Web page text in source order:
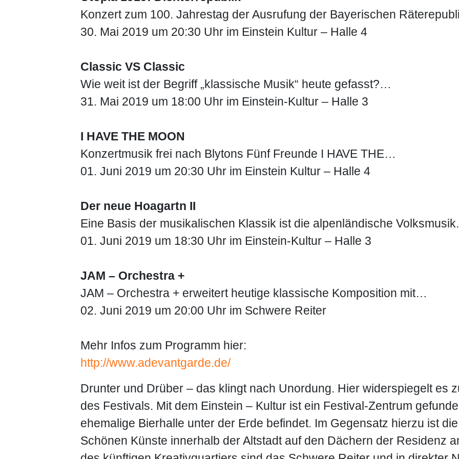
Konzert zum 100. Jahrestag der Ausrufung der Bayerischen
30. Mai 2019 um 20:30 Uhr im Einstein Kultur – Halle 4
Classic VS Classic
Wie weit ist der Begriff „klassische Musik“ heute gefasst?…
31. Mai 2019 um 18:00 Uhr im Einstein-Kultur – Halle 3
I HAVE THE MOON
Konzertmusik frei nach Blytons Fünf Freunde I HAVE THE…
01. Juni 2019 um 20:30 Uhr im Einstein Kultur – Halle 4
Der neue Hoagartn II
Eine Basis der musikalischen Klassik ist die alpenländische
01. Juni 2019 um 18:30 Uhr im Einstein-Kultur – Halle 3
JAM – Orchestra +
JAM – Orchestra + erweitert heutige klassische Komposition mit…
02. Juni 2019 um 20:00 Uhr im Schwere Reiter
Mehr Infos zum Programm hier:
http://www.adevantgarde.de/
Drunter und Drüber – das klingt nach Unordung. Hier widerspiegelt es
des Festivals. Mit dem Einstein – Kultur ist ein Festival-Zentrum
ehemalige Bierhalle unter der Erde befindet. Im Gegensatz hierzu ist
Schönen Künste innerhalb der Altstadt auf den Dächern der Residenz